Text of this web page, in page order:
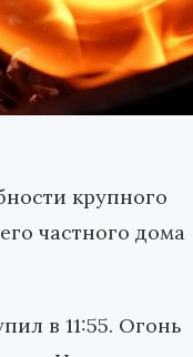
крупного
частного дома
в 11:55. Огонь